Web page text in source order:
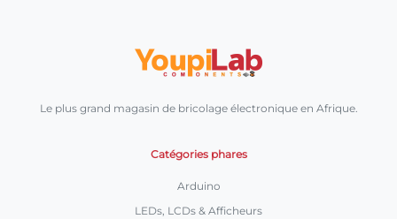
Le plus grand magasin de bricolage électronique en Afrique.
Catégories phares
Arduino
LEDs, LCDs & Afficheurs